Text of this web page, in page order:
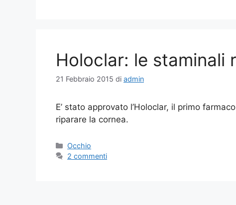
Holoclar: le staminali
21 Febbraio 2015 di admin
E’ stato approvato l’Holoclar, il primo
riparare la cornea.
Categorie
Occhio
2 commenti